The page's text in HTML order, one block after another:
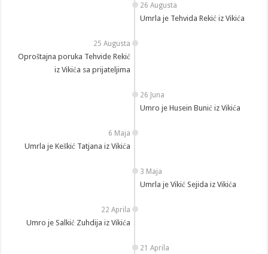
26 Augusta
Umrla je Tehvida Rekić iz Vikića
25 Augusta
Oproštajna poruka Tehvide Rekić
iz Vikića sa prijateljima
26 Juna
Umro je Husein Bunić iz Vikića
6 Maja
Umrla je Keškić Tatjana iz Vikića
3 Maja
Umrla je Vikić Sejida iz Vikića
22 Aprila
Umro je Salkić Zuhdija iz Vikića
21 Aprila